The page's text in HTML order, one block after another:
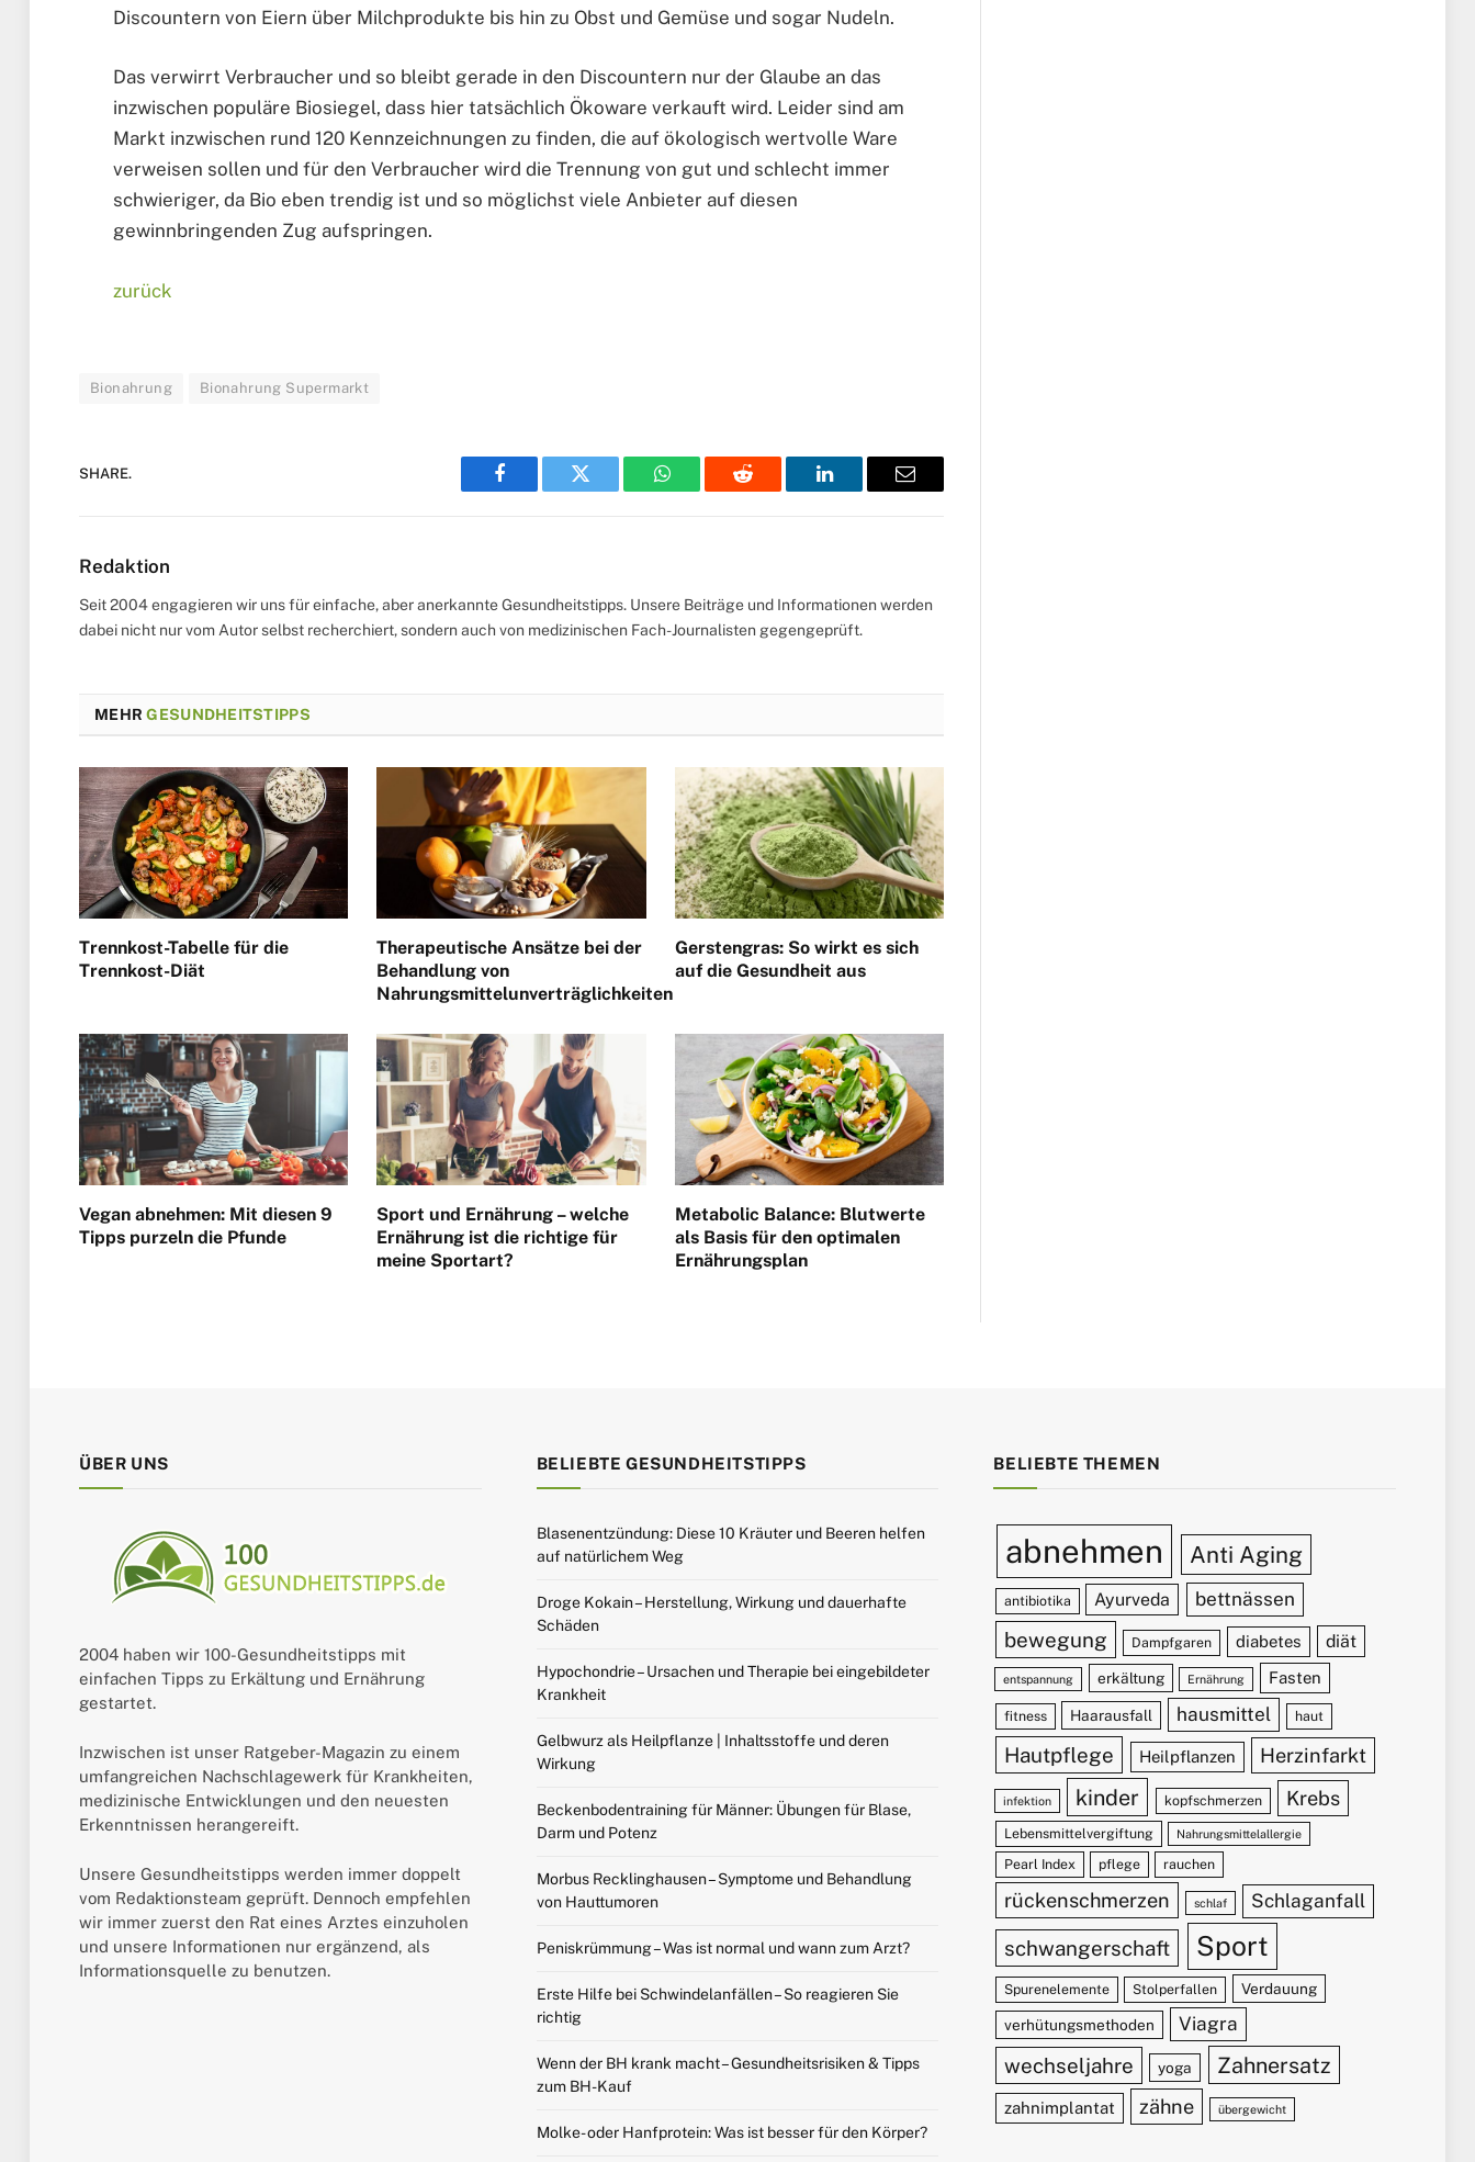
Discountern von Eiern über Milchprodukte bis hin zu Obst und Gemüse und sogar Nudeln.
Das verwirrt Verbraucher und so bleibt gerade in den Discountern nur der Glaube an das
inzwischen populäre Biosiegel, dass hier tatsächlich Ökoware verkauft wird. Leider sind am
Markt inzwischen rund 120 Kennzeichnungen zu finden, die auf ökologisch wertvolle Ware
verweisen sollen und für den Verbraucher wird die Trennung von gut und schlecht immer
schwieriger, da Bio eben trendig ist und so möglichst viele Anbieter auf diesen
gewinnbringenden Zug aufspringen.
zurück
Bionahrung Bionahrung Supermarkt
SHARE.
Facebook Twitter WhatsAppReddit LinkedIn Email
Redaktion
Seit 2004 engagieren wir uns für einfache, aber anerkannte Gesundheitstipps. Unsere Beiträge und Informationen werden
dabei nicht nur vom Autor selbst recherchiert, sondern auch von medizinischen Fach-Journalisten gegengeprüft.
MEHRGESUNDHEITSTIPPS
Trennkost-Tabelle für die
Trennkost-Diät
Therapeutische Ansätze bei der
Behandlung von
Nahrungsmittelunverträglichkeiten
Gerstengras: So wirkt es sich
auf die Gesundheit aus
Vegan abnehmen: Mit diesen 9
Tipps purzeln die Pfunde
Sport und Ernährung – welche
Ernährung ist die richtige für
meine Sportart?
Metabolic Balance: Blutwerte
als Basis für den optimalen
Ernährungsplan
ÜBER UNS
2004 haben wir 100-Gesundheitstipps mit
einfachen Tipps zu Erkältung und Ernährung
gestartet.
Inzwischen ist unser Ratgeber-Magazin zu einem
umfangreichen Nachschlagewerk für Krankheiten,
medizinische Entwicklungen und den neuesten
Erkenntnissen herangereift.
Unsere Gesundheitstipps werden immer doppelt
vom Redaktionsteam geprüft. Dennoch empfehlen
wir immer zuerst den Rat eines Arztes einzuholen
und unsere Informationen nur ergänzend, als
Informationsquelle zu benutzen.
BELIEBTE GESUNDHEITSTIPPS
Blasenentzündung: Diese 10 Kräuter und Beeren helfen
auf natürlichem Weg
Droge Kokain – Herstellung, Wirkung und dauerhafte
Schäden
Hypochondrie – Ursachen und Therapie bei eingebildeter
Krankheit
Gelbwurz als Heilpflanze | Inhaltsstoffe und deren
Wirkung
Beckenbodentraining für Männer: Übungen für Blase,
Darm und Potenz
Morbus Recklinghausen – Symptome und Behandlung
von Hauttumoren
Peniskrümmung – Was ist normal und wann zum Arzt?
Erste Hilfe bei Schwindelanfällen – So reagieren Sie
richtig
Wenn der BH krank macht – Gesundheitsrisiken & Tipps
zum BH-Kauf
Molke- oder Hanfprotein: Was ist besser für den Körper?
BELIEBTE THEMEN
abnehmen Anti Aging
antibiotika Ayurveda bettnässen
bewegung Dampfgaren diabetes diät
entspannung erkältung Ernährung Fasten
fitness Haarausfall hausmittel haut
Hautpflege Heilpflanzen Herzinfarkt
infektion kinder kopfschmerzen Krebs
Lebensmittelvergiftung Nahrungsmittelallergie
Pearl Index pflege rauchen
rückenschmerzen schlaf Schlaganfall
schwangerschaft Sport
Spurenelemente Stolperfallen Verdauung
verhütungsmethoden Viagra
wechseljahre yoga Zahnersatz
zahnimplantat zähne übergewicht